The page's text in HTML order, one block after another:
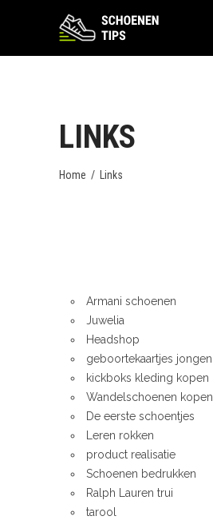
LINKS
Home / Links
Armani schoenen
Juwelia
Headshop
geboortekaartjes jongen
kickboks kleding kopen
Wandelschoenen kopen
De eerste schoentjes
Leren rokken
product realisatie
Schoenen bedrukken
Ralph Lauren trui
tarool